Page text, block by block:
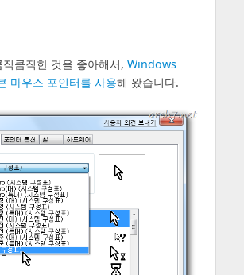
큼직한 것을 좋아해서, Windows
마우스 포인터를 사용해 왔습니다.